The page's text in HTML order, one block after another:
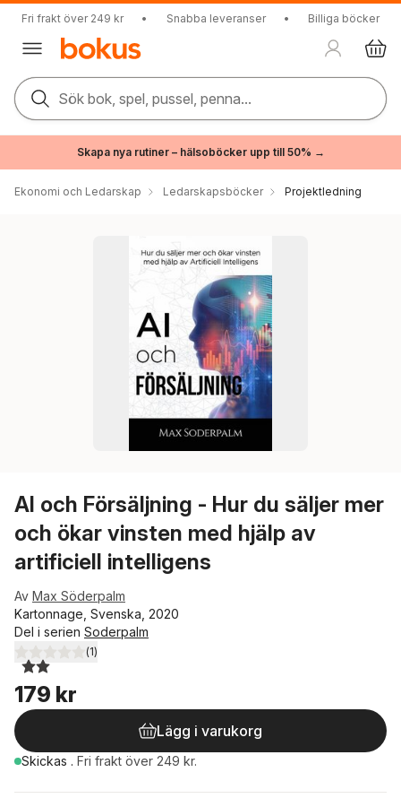
Fri frakt över 249 kr • Snabba leveranser • Billiga böcker
Sök bok, spel, pussel, penna...
Skapa nya rutiner – hälsoböcker upp till 50% →
Ekonomi och Ledarskap Ledarskapsböcker Projektledning
AI och Försäljning - Hur du säljer mer
och ökar vinsten med hjälp av
artificiell intelligens
Av Max Söderpalm
Kartonnage, Svenska, 2020
Del i serien Soderpalm
2,0utav 5 stjärnor. Totalt antal röster:
(1)
179 kr
Lägg i varukorg
Skickas . Fri frakt över 249 kr.